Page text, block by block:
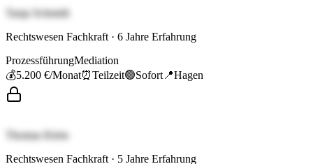
Tanja Schmidt
Rechtswesen Fachkraft · 6 Jahre Erfahrung
ProzessführungMediation
💰5.200 €/Monat⏰Teilzeit🟢Sofort 📍Hagen
Thomas Klein
Rechtswesen Fachkraft · 5 Jahre Erfahrung